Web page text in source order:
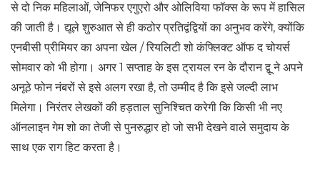
से दो निक महिलाओं, जेनिफर एगुएरो और ओलिविया फॉक्स के रूप में हासिल
की जाती है। द्यूले शुरुआत से ही कठोर प्रतिद्वंद्वियों का अनुभव करेंगे, क्योंकि
एनबीसी प्रीमियर का अपना खेल / रियलिटी शो कंफ्लिक्ट ऑफ द चोयर्स
सोमवार को भी होगा। अगर 1 सप्ताह के इस ट्रायल रन के दौरान द्वू ने अपने
अनूठे फोन नंबरों से इसे अलग रखा है, तो उम्मीद है कि इसे जल्दी लाभ
मिलेगा। निरंतर लेखकों की हड़ताल सुनिश्चित करेगी कि किसी भी नए
ऑनलाइन गेम शो का तेजी से पुनरुद्धार हो जो सभी देखने वाले समुदाय के
साथ एक राग हिट करता है।